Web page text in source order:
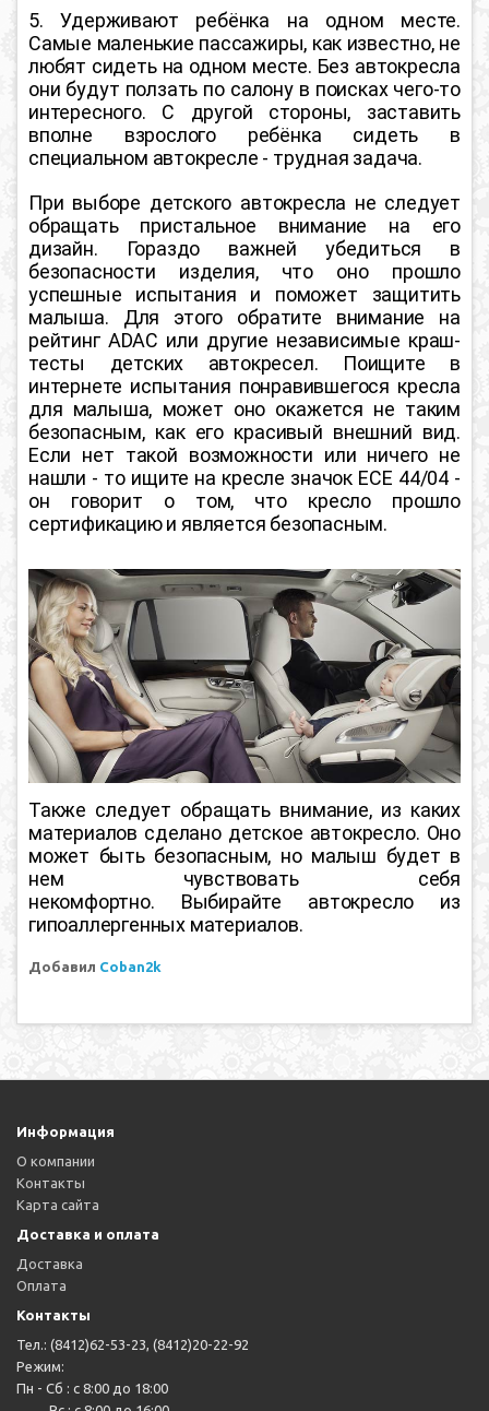
5. Удерживают ребёнка на одном месте.
Самые маленькие пассажиры, как известно, не
любят сидеть на одном месте. Без автокресла
они будут ползать по салону в поисках чего-то
интересного. С другой стороны, заставить
вполне взрослого ребёнка сидеть в
специальном автокресле - трудная задача.
При выборе детского автокресла не следует
обращать пристальное внимание на его
дизайн. Гораздо важней убедиться в
безопасности изделия, что оно прошло
успешные испытания и поможет защитить
малыша. Для этого обратите внимание на
рейтинг ADAC или другие независимые краш-
тесты детских автокресел. Поищите в
интернете испытания понравившегося кресла
для малыша, может оно окажется не таким
безопасным, как его красивый внешний вид.
Если нет такой возможности или ничего не
нашли - то ищите на кресле значок ECE 44/04 -
он говорит о том, что кресло прошло
сертификацию и является безопасным.
Также следует обращать внимание, из каких
материалов сделано детское автокресло. Оно
может быть безопасным, но малыш будет в
нем чувствовать себя
некомфортно. Выбирайте автокресло из
гипоаллергенных материалов.
Добавил Coban2k
Информация
О компании
Контакты
Карта сайта
Доставка и оплата
Доставка
Оплата
Контакты
Тел.: (8412)62-53-23, (8412)20-22-92
Режим:
Пн - Сб : с 8:00 до 18:00